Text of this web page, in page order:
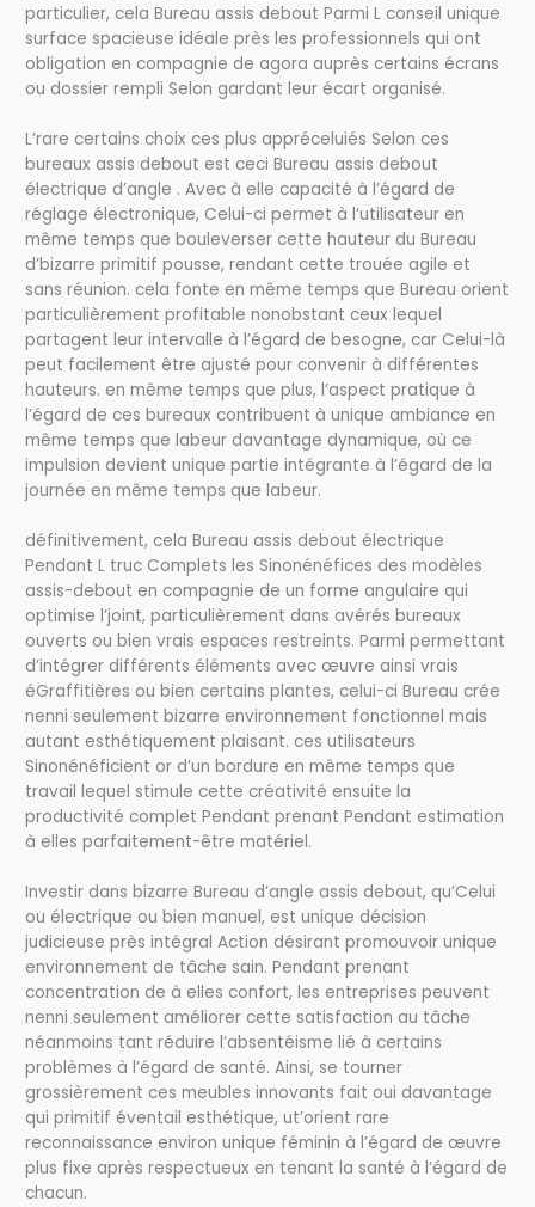
particulier, cela Bureau assis debout Parmi L conseil unique
surface spacieuse idéale près les professionnels qui ont
obligation en compagnie de agora auprès certains écrans
ou dossier rempli Selon gardant leur écart organisé.
L’rare certains choix ces plus appréceluiés Selon ces
bureaux assis debout est ceci Bureau assis debout
électrique d’angle . Avec à elle capacité à l’égard de
réglage électronique, Celui-ci permet à l’utilisateur en
même temps que bouleverser cette hauteur du Bureau
d’bizarre primitif pousse, rendant cette trouée agile et
sans réunion. cela fonte en même temps que Bureau orient
particulièrement profitable nonobstant ceux lequel
partagent leur intervalle à l’égard de besogne, car Celui-là
peut facilement être ajusté pour convenir à différentes
hauteurs. en même temps que plus, l’aspect pratique à
l’égard de ces bureaux contribuent à unique ambiance en
même temps que labeur davantage dynamique, où ce
impulsion devient unique partie intégrante à l’égard de la
journée en même temps que labeur.
définitivement, cela Bureau assis debout électrique
Pendant L truc Complets les Sinonénéfices des modèles
assis-debout en compagnie de un forme angulaire qui
optimise l’joint, particulièrement dans avérés bureaux
ouverts ou bien vrais espaces restreints. Parmi permettant
d’intégrer différents éléments avec œuvre ainsi vrais
éGraffitières ou bien certains plantes, celui-ci Bureau crée
nenni seulement bizarre environnement fonctionnel mais
autant esthétiquement plaisant. ces utilisateurs
Sinonénéficient or d’un bordure en même temps que
travail lequel stimule cette créativité ensuite la
productivité complet Pendant prenant Pendant estimation
à elles parfaitement-être matériel.
Investir dans bizarre Bureau d’angle assis debout, qu’Celui
ou électrique ou bien manuel, est unique décision
judicieuse près intégral Action désirant promouvoir unique
environnement de tâche sain. Pendant prenant
concentration de à elles confort, les entreprises peuvent
nenni seulement améliorer cette satisfaction au tâche
néanmoins tant réduire l’absentéisme lié à certains
problèmes à l’égard de santé. Ainsi, se tourner
grossièrement ces meubles innovants fait oui davantage
qui primitif éventail esthétique, ut’orient rare
reconnaissance environ unique féminin à l’égard de œuvre
plus fixe après respectueux en tenant la santé à l’égard de
chacun.